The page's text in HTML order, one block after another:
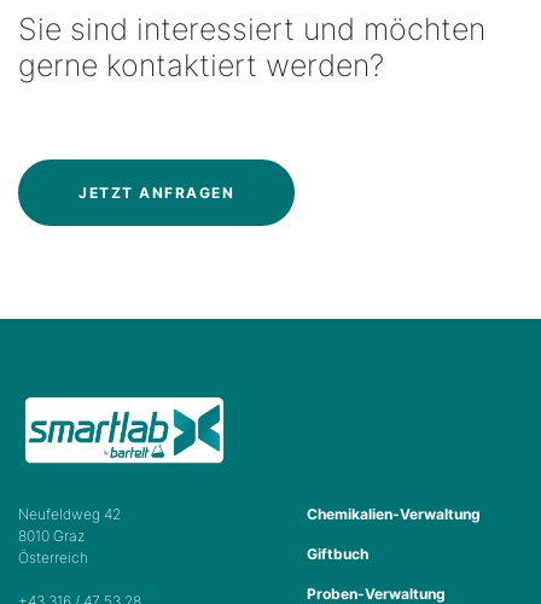
Sie sind interessiert und möchten
gerne kontaktiert werden?
JETZT ANFRAGEN
Neufeldweg 42
8010 Graz
Österreich
Chemikalien-Verwaltung
Giftbuch
Proben-Verwaltung